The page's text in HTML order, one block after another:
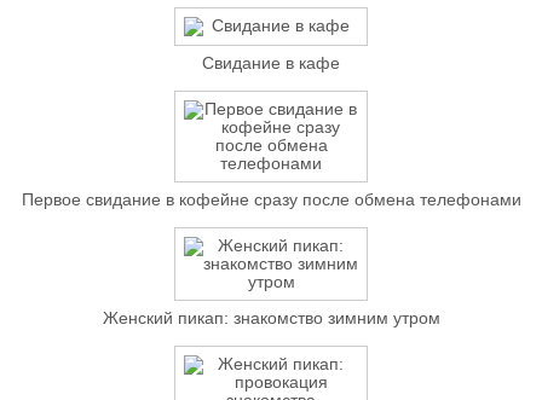
Свидание в кафе
Первое свидание в кофейне сразу после обмена телефонами
Женский пикап: знакомство зимним утром